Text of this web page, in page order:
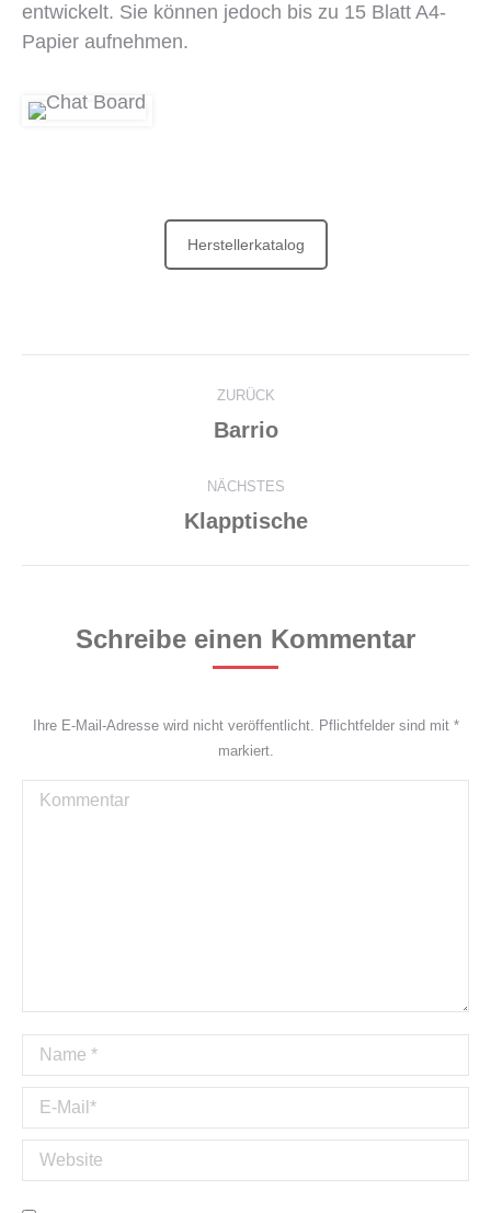
entwickelt. Sie können jedoch bis zu 15 Blatt A4-
Papier aufnehmen.
Herstellerkatalog
ZURÜCK
Previous
Barrio
NÄCHSTES
Next
Klapptische
Schreibe einen Kommentar
Ihre E-Mail-Adresse wird nicht veröffentlicht. Pflichtfelder sind mit *
markiert.
Kommentar
Name *
E-Mail *
Website